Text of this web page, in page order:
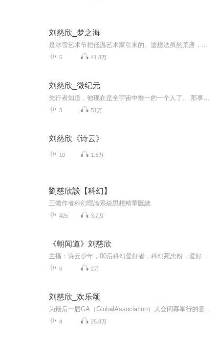
刘慈欣_梦之海
5 41.8万
刘慈欣_微纪元
3 51万
刘慈欣《诗云》
10 1.5万
劉慈欣談【科幻】
三體作者科幻理論系統思想精華匯總
425 3.7万
《朝闻道》刘慈欣
6 2万
刘慈欣_欢乐颂
4 25.8万